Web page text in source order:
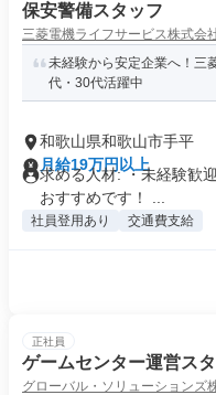
保安警備スタッフ
三菱電機ライフサービス株式会
未経験から安定企業へ！三
代・30代活躍中
和歌山県和歌山市手平
月給19万円以上
求める人材: ・未経験歓
おすすめです！ ...
社員登用あり 交通費支給
正社員
ゲームセンター運営ス
グローバル・ソリューションズ